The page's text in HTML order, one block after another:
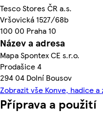
Tesco Stores ČR a.s.
Vršovická 1527/68b
100 00 Praha 10
Název a adresa
Mapa Spontex CE s.r.o.
Prodašice 4
294 04 Dolní Bousov
Zobrazit vše Konve, hadice
Příprava a použití